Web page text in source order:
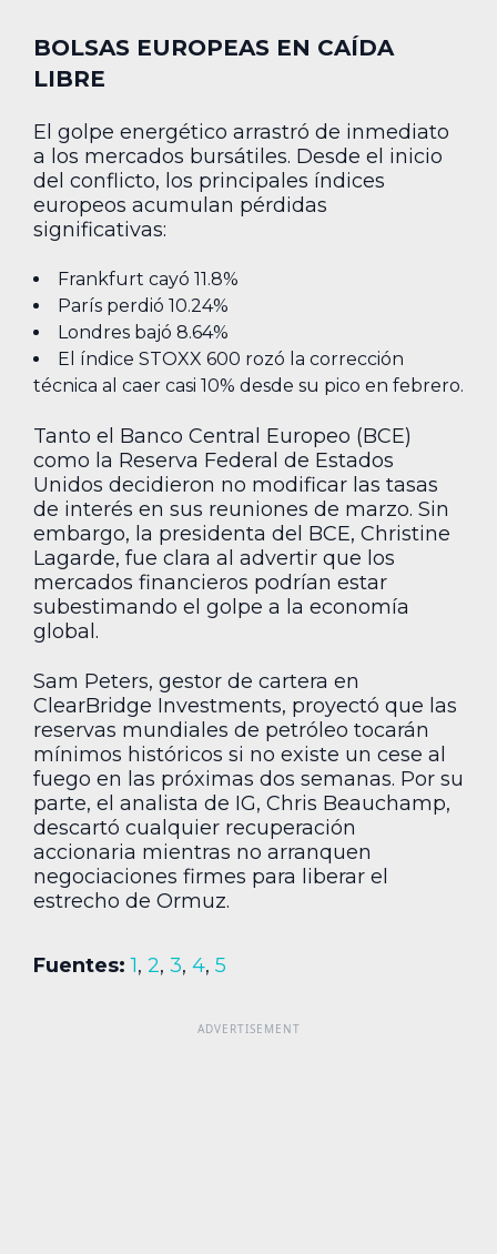
BOLSAS EUROPEAS EN CAÍDA
LIBRE
El golpe energético arrastró de inmediato
a los mercados bursátiles. Desde el inicio
del conflicto, los principales índices
europeos acumulan pérdidas
significativas:
Frankfurt cayó 11.8%
París perdió 10.24%
Londres bajó 8.64%
El índice STOXX 600 rozó la corrección
técnica al caer casi 10% desde su pico en febrero.
Tanto el Banco Central Europeo (BCE)
como la Reserva Federal de Estados
Unidos decidieron no modificar las tasas
de interés en sus reuniones de marzo. Sin
embargo, la presidenta del BCE, Christine
Lagarde, fue clara al advertir que los
mercados financieros podrían estar
subestimando el golpe a la economía
global.
Sam Peters, gestor de cartera en
ClearBridge Investments, proyectó que las
reservas mundiales de petróleo tocarán
mínimos históricos si no existe un cese al
fuego en las próximas dos semanas. Por su
parte, el analista de IG, Chris Beauchamp,
descartó cualquier recuperación
accionaria mientras no arranquen
negociaciones firmes para liberar el
estrecho de Ormuz.
Fuentes: 1, 2, 3, 4, 5